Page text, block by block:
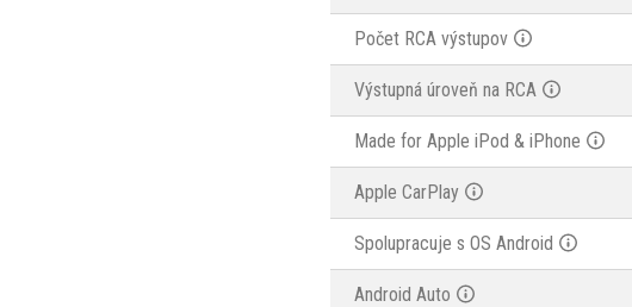
Počet RCA výstupov
Výstupná úroveň na RCA
Made for Apple iPod & iPhone
Apple CarPlay
Spolupracuje s OS Android
Android Auto